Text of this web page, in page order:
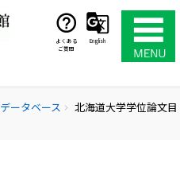
よくある
ご質問
English
ータベース chevron_right
北海道大学学位論文目